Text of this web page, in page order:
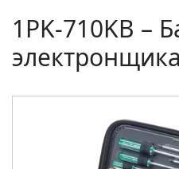
1PK-710KB –
электронщика